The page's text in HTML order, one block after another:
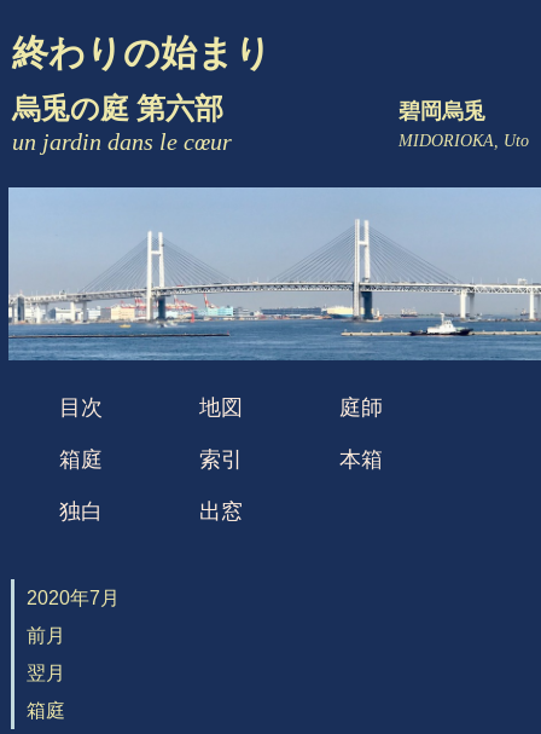
終わりの始まり
烏兎の庭 第六部
un jardin dans le cœur
碧岡烏兎
MIDORIOKA, Uto
目次 地図 庭師
箱庭 索引 本箱
独白 出窓
2020年7月
前月
翌月
箱庭